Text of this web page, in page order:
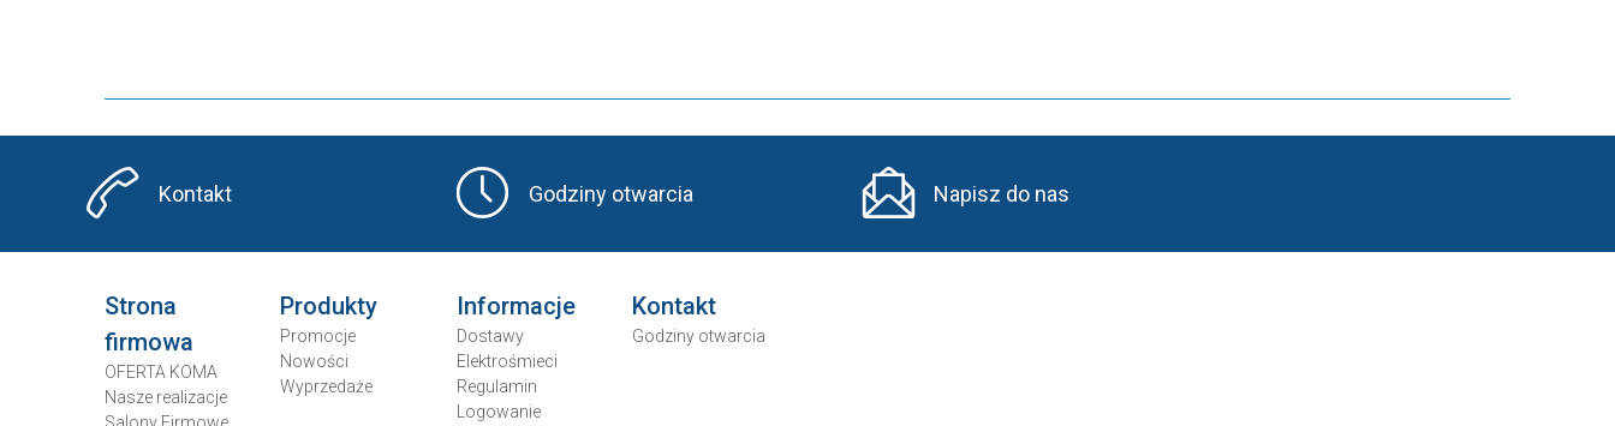
Kontakt Godziny otwarcia Napisz do nas
Strona
firmowa
OFERTA KOMA
Nasze realizacje
Produkty
Promocje
Nowości
Wyprzedaże
Informacje
Dostawy
Elektrośmieci
Regulamin
Logowanie
Kontakt
Godziny otwarcia